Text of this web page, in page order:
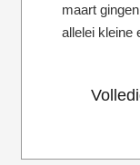
maart
allelei kleine